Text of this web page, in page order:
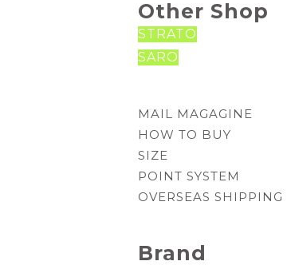
Other Shop
STRATO
SARO
MAIL MAGAGINE
HOW TO BUY
SIZE
POINT SYSTEM
OVERSEAS SHIPPING
Brand